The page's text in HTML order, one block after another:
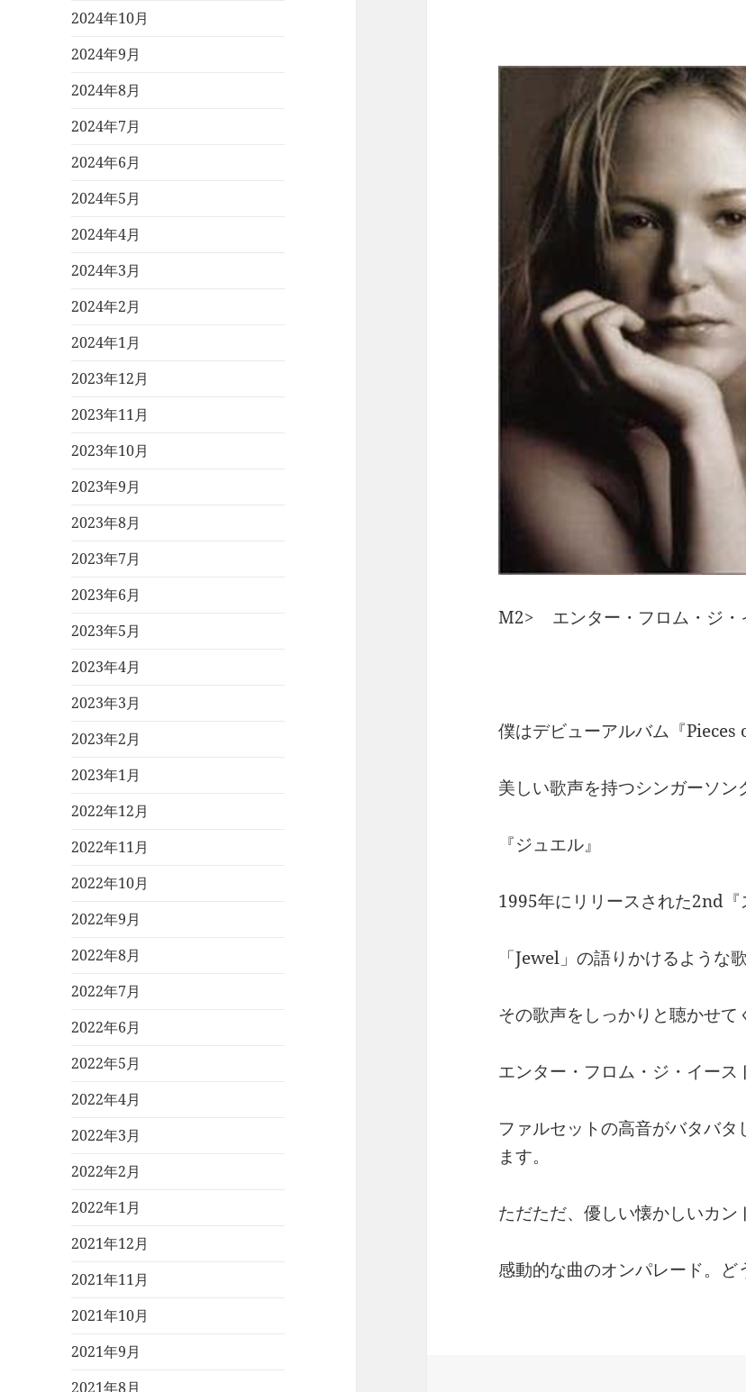
2024年10月
2024年9月
2024年8月
2024年7月
2024年6月
2024年5月
2024年4月
2024年3月
2024年2月
2024年1月
2023年12月
2023年11月
2023年10月
2023年9月
2023年8月
2023年7月
2023年6月
2023年5月
2023年4月
2023年3月
2023年2月
2023年1月
2022年12月
2022年11月
2022年10月
2022年9月
2022年8月
2022年7月
2022年6月
2022年5月
2022年4月
2022年3月
2022年2月
2022年1月
2021年12月
2021年11月
2021年10月
2021年9月
2021年8月
M2> エンター・フロム・ジ
僕はデビューアルバム『Pieces
美しい歌声を持つシンガーソン
『ジュエル』
1995年にリリースされた2nd『
「Jewel」の語りかけるような
その歌声をしっかりと聴かせて
エンター・フロム・ジ・イース
ファルセットの高音がバタバ
ます。
ただただ、優しい懐かしいカン
感動的な曲のオンパレード。